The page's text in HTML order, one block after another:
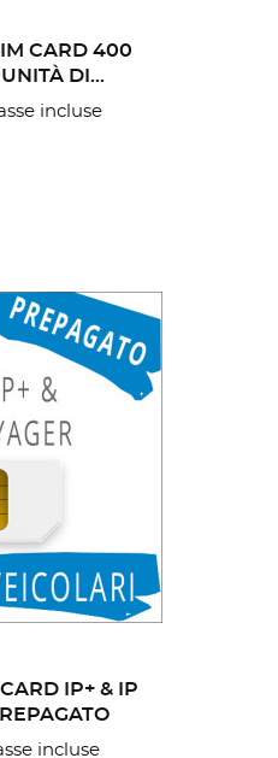
CARD 400
DI...
incluse
IP+ & IP
incluse